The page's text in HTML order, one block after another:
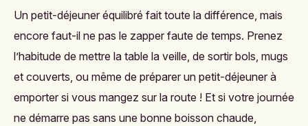
Un petit-déjeuner équilibré fait toute la différence, mais
encore faut-il ne pas le zapper faute de temps. Prenez
l’habitude de mettre la table la veille, de sortir bols, mugs
et couverts, ou même de préparer un petit-déjeuner à
emporter si vous mangez sur la route ! Et si votre journée
ne démarre pas sans une bonne boisson chaude,